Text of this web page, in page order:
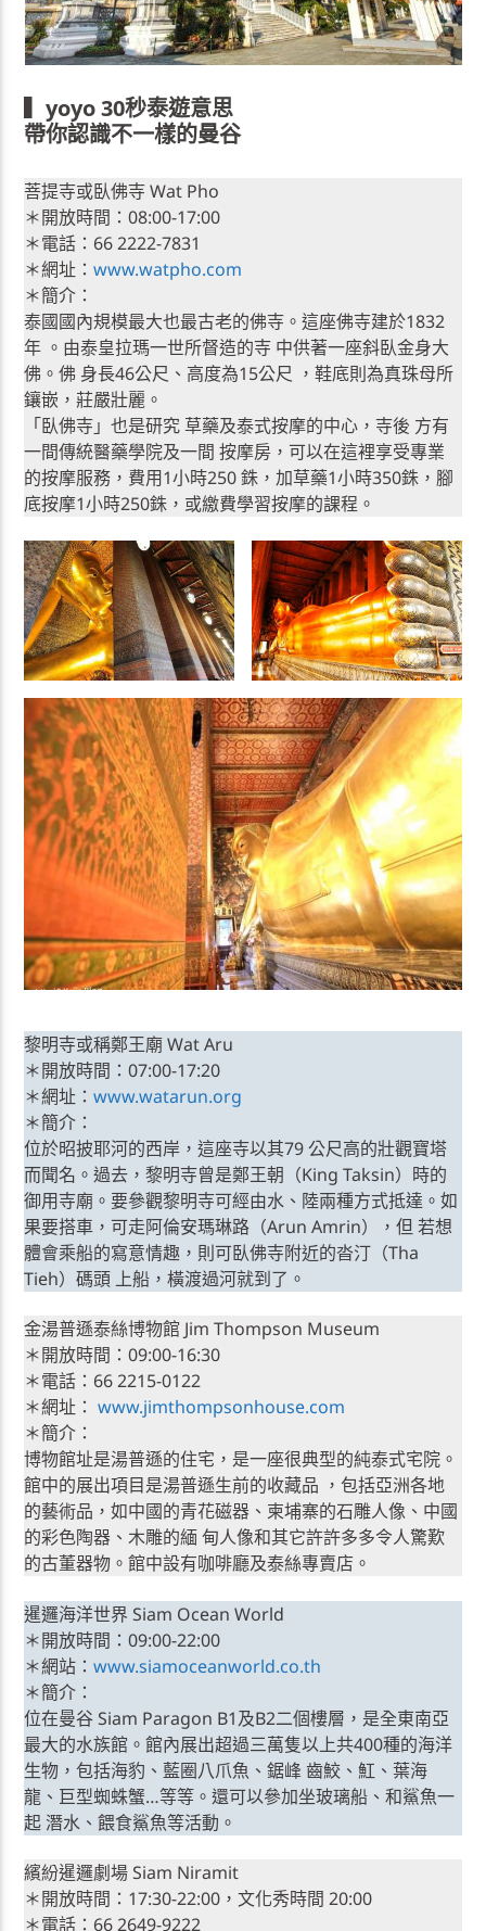
▍yoyo 30秒泰遊意思
帶你認識不一樣的曼谷
菩提寺或臥佛寺 Wat Pho
＊開放時間：08:00-17:00
＊電話：66 2222-7831
＊網址：www.watpho.com
＊簡介：
泰國國內規模最大也最古老的佛寺。這座佛寺建於1832
年 。由泰皇拉瑪一世所督造的寺 中供著一座斜臥金身大
佛。佛 身長46公尺、高度為15公尺 ，鞋底則為真珠母所
鑲嵌，莊嚴壯麗。
「臥佛寺」也是研究 草藥及泰式按摩的中心，寺後 方有
一間傳統醫藥學院及一間 按摩房，可以在這裡享受專業
的按摩服務，費用1小時250 銖，加草藥1小時350銖，腳
底按摩1小時250銖，或繳費學習按摩的課程。
黎明寺或稱鄭王廟 Wat Aru
＊開放時間：07:00-17:20
＊網址：www.watarun.org
＊簡介：
位於昭披耶河的西岸，這座寺以其79 公尺高的壯觀寶塔
而聞名。過去，黎明寺曾是鄭王朝（King Taksin）時的
御用寺廟。要參觀黎明寺可經由水、陸兩種方式抵達。如
果要搭車，可走阿倫安瑪琳路（Arun Amrin），但 若想
體會乘船的寫意情趣，則可臥佛寺附近的沓汀（Tha
Tieh）碼頭 上船，橫渡過河就到了。
金湯普遜泰絲博物館 Jim Thompson Museum
＊開放時間：09:00-16:30
＊電話：66 2215-0122
＊網址：www.jimthompsonhouse.com
＊簡介：
博物館址是湯普遜的住宅，是一座很典型的純泰式宅院。
館中的展出項目是湯普遜生前的收藏品 ，包括亞洲各地
的藝術品，如中國的青花磁器、柬埔寨的石雕人像、中國
的彩色陶器、木雕的緬 甸人像和其它許許多多令人驚歎
的古董器物。館中設有咖啡廳及泰絲專賣店。
暹邏海洋世界 Siam Ocean World
＊開放時間：09:00-22:00
＊網站：www.siamoceanworld.co.th
＊簡介：
位在曼谷 Siam Paragon B1及B2二個樓層，是全東南亞
最大的水族館。館內展出超過三萬隻以上共400種的海洋
生物，包括海豹、藍圈八爪魚、鋸峰 齒鮫、魟、葉海
龍、巨型蜘蛛蟹…等等。還可以參加坐玻璃船、和鯊魚一
起 潛水、餵食鯊魚等活動。
繽紛暹邏劇場 Siam Niramit
＊開放時間：17:30-22:00，文化秀時間 20:00
＊電話：66 2649-9222